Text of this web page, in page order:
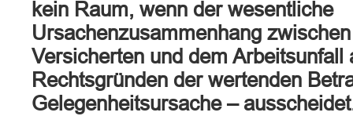
kein Raum, wenn der wesentliche
Ursachenzusammenhang
Versicherten und dem Arbeitsunfall
Rechtsgründen der wertenden
Gelegenheitsursache –